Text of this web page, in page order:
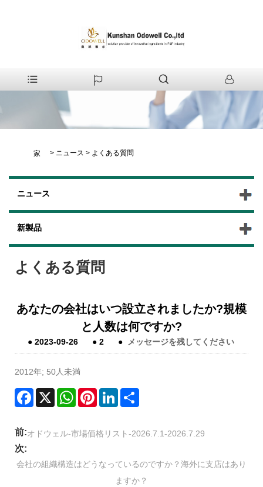
家 > ニュース > よくある質問
ニュース
新製品
よくある質問
あなたの会社はいつ設立されましたか?規模
と人数は何ですか?
●2023-09-26 ●2 ● メッセージを残してください
2012年; 50人未満
Facebook
X WhatsAppPinterestLinkedIn
前:オドウェル-市場価格リスト-2026.7.1-2026.7.29
次:
会社の組織構造はどうなっているのですか？海外に支店はあり
ますか？